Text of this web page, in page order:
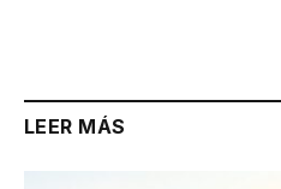
LEER MÁS